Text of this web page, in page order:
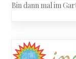
Bin dann mal im